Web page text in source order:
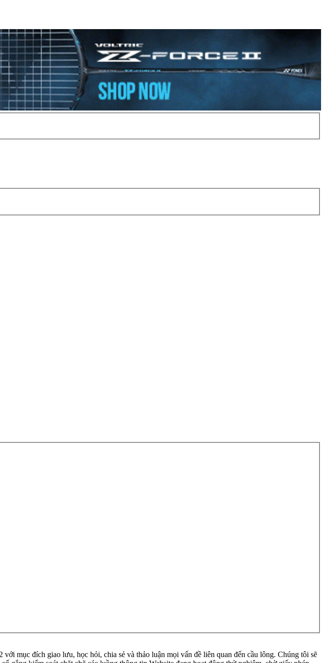
mục đích giao lưu, học hỏi, chia sẻ và thảo luận mọi vấn đề liên quan đến cầu lông. Chúng tôi sẽ